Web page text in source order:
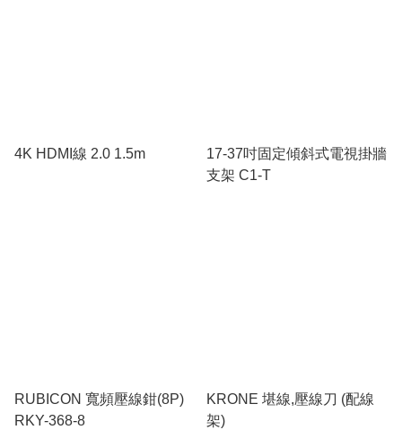
4K HDMI線 2.0 1.5m
17-37吋固定傾斜式電視掛牆
支架 C1-T
RUBICON 寬頻壓線鉗(8P)
RKY-368-8
KRONE 堪線,壓線刀 (配線
架)